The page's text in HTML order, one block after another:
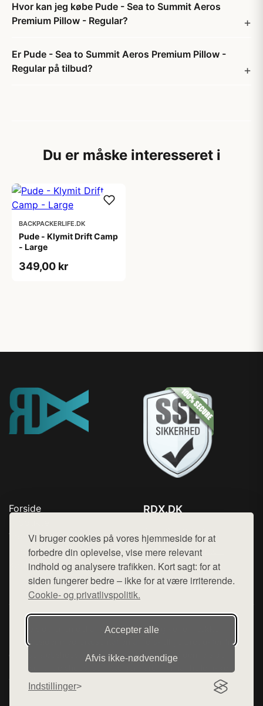
Vi bruger cookies på vores hjemmeside for at
forbedre din oplevelse, vise mere relevant
indhold og analysere trafikken. Kort sagt: for at
siden fungerer bedre – ikke for at være irriterende.
Cookie- og privatlivspolitik.
Accepter alle
Afvis ikke‑nødvendige
Indstillinger
Hvor kan jeg købe Pude - Sea to Summit Aeros
Premium Pillow - Regular?
Er Pude - Sea to Summit Aeros Premium Pillow -
Regular på tilbud?
Du er måske interesseret i
BACKPACKERLIFE.DK
Pude - Klymit Drift Camp
- Large
349,00 kr
Forside
Top Rabatter
Blog
Kontakt
RDX.DK
Mail: hej@want.dk
Cookie- og privatlivspolitik
Denne side er en del af want.dk, der udgiver en række
hjemmesider med præsentation af forskellige produkter fra
diverse webshops. Der sælges ikke varer fra denne side - vi
henviser til de shops, som sælger varen. Vi har heller ikke
varerne på lager.